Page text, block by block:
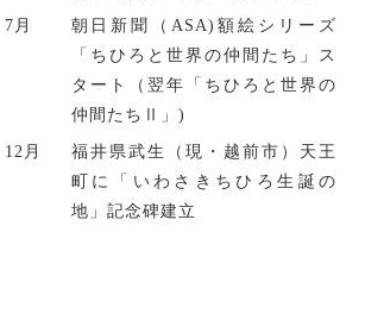
7月
朝日新聞（ASA)額絵シリーズ
「ちひろと世界の仲間たち」ス
タート（翌年「ちひろと世界の
仲間たちⅡ」)
12月
福井県武生（現・越前市）天王
町に「いわさきちひろ生誕の
地」記念碑建立